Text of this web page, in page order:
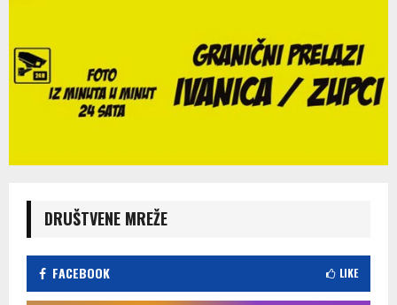
DRUŠTVENE MREŽE
FACEBOOK LIKE